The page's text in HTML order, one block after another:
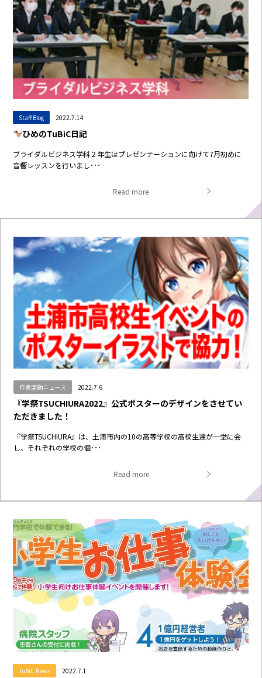
Staff Blog 2022.7.14
ひめのTuBiC日記
ブライダルビジネス学科２年生はプレゼンテーションに向けて7月初めに
音響レッスンを行いまし･･･
Read more
作家活動ニュース 2022.7.6
『学祭TSUCHIURA2022』公式ポスターのデザインをさせてい
ただきました！
『学祭TSUCHIURA』は、土浦市内の10の高等学校の高校生達が一堂に会
し、それぞれの学校の個･･･
Read more
TuBiC News 2022.7.1